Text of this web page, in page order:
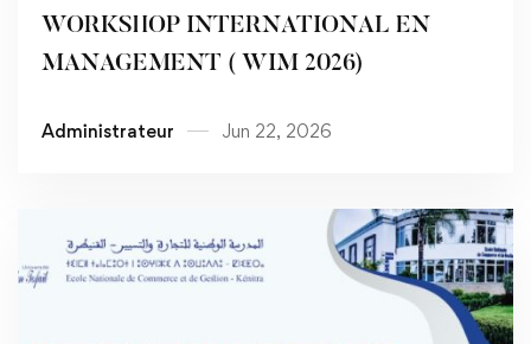
WORKSHOP INTERNATIONAL EN
MANAGEMENT ( WIM 2026)
Administrateur Jun 22, 2026